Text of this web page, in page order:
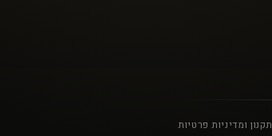
תקנון ומדיניות פרטיות